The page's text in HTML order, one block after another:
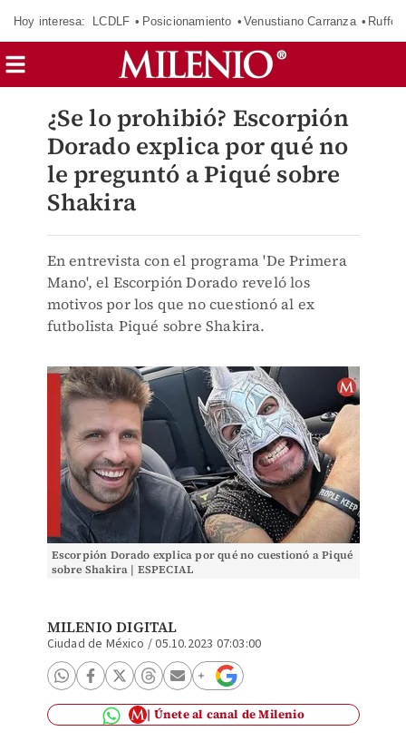
Hoy interesa: LCDLF Posicionamiento Venustiano Carranza Ruffo
¿Se lo prohibió? Escorpión
Dorado explica por qué no
le preguntó a Piqué sobre
Shakira
En entrevista con el programa 'De Primera
Mano', el Escorpión Dorado reveló los
motivos por los que no cuestionó al ex
futbolista Piqué sobre Shakira.
Escorpión Dorado explica por qué no cuestionó a Piqué
sobre Shakira | ESPECIAL
MILENIO DIGITAL
Ciudad de México /05.10.2023 07:03:00
Únete al canal de Milenio